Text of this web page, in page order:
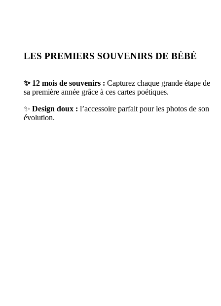
LES PREMIERS SOUVENIRS DE BÉBÉ
✨ 12 mois de souvenirs : Capturez chaque grande étape de
sa première année grâce à ces cartes poétiques.
✨ Design doux : l’accessoire parfait pour les photos de son
évolution.